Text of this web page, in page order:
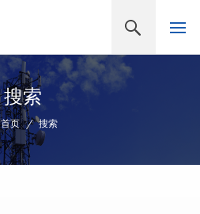
搜索
首页 / 搜索